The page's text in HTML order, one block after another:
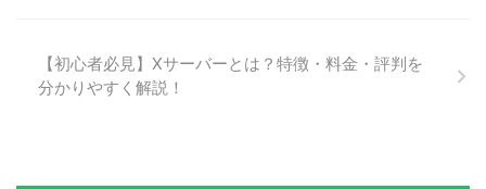
【初心者必見】Xサーバーとは？特徴・料金・評判を
分かりやすく解説！